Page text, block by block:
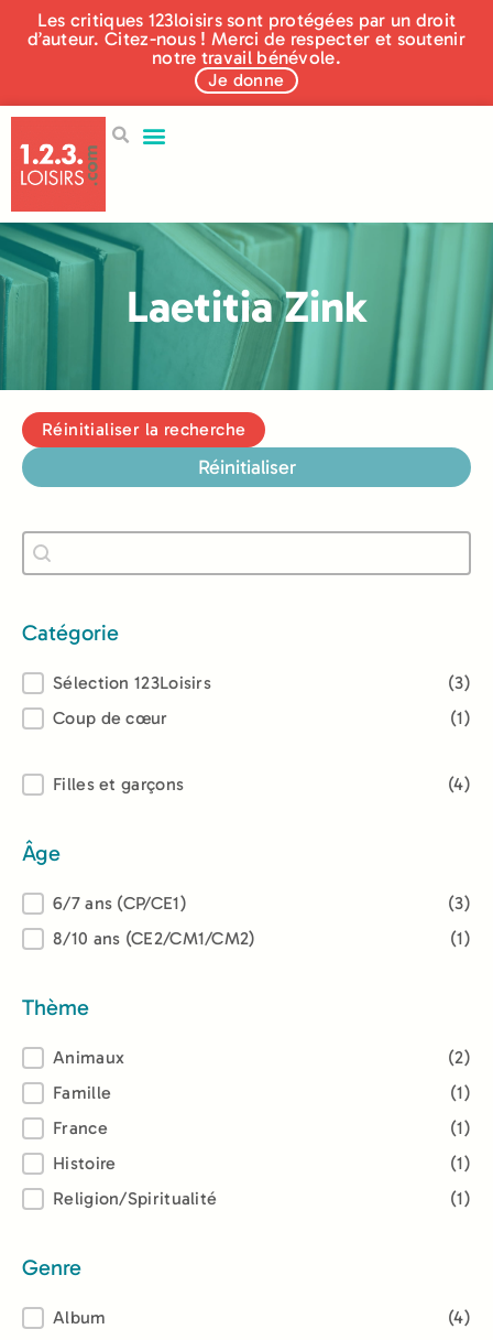
Les critiques 123loisirs sont protégées par un droit
d’auteur. Citez-nous ! Merci de respecter et soutenir
notre travail bénévole.
Je donne
Laetitia Zink
Réinitialiser la recherche
Réinitialiser
Recherche
Rechercher
Catégorie
Catégorie
Sélection 123Loisirs
(3)
Coup de cœur
(1)
Lectorat
Filles et garçons (4)
Âge
Âge6/7 ans (CP/CE1)
(3)
8/10 ans (CE2/CM1/CM2)
(1)
Thème
Thème
Animaux
(2)
Famille
(1)
France
(1)
Histoire
(1)
Religion/Spiritualité
(1)
Genre
Genre
Album
(4)